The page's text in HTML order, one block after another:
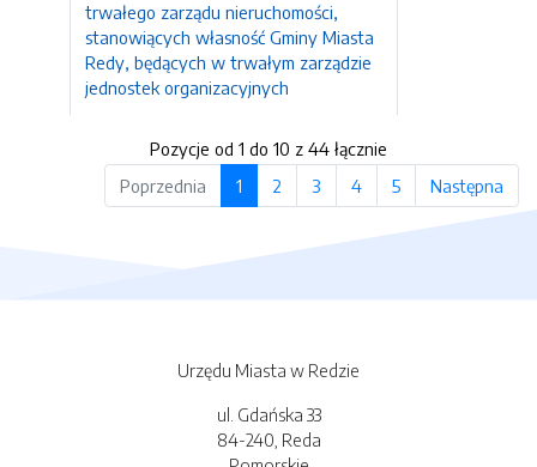
trwałego zarządu nieruchomości,
stanowiących własność Gminy Miasta
Redy, będących w trwałym zarządzie
jednostek organizacyjnych
Pozycje od 1 do 10 z 44 łącznie
Poprzednia
1 2 3 4 5 Następna
Urzędu Miasta w Redzie
ul. Gdańska 33
84-240, Reda